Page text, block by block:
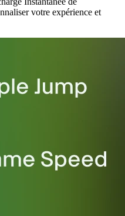
votre expérience et